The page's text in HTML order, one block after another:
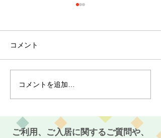
最近のブーム〜小規模多
機能ホーム麻姑の小町伊
コメント
コメントを追加…
ご利用、ご入居に関するご質問や、